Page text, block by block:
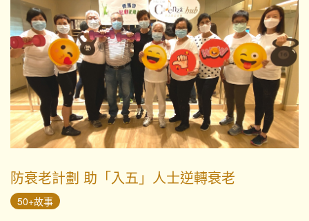
防衰老計劃 助「入五」人士逆轉衰老
50+故事